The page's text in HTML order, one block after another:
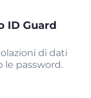
ID Guard
di dati
le password.